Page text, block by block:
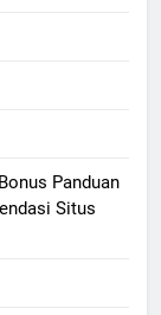
Panduan
Situs